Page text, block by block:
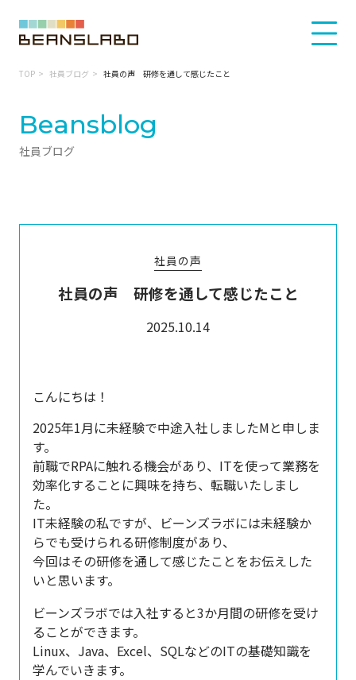
TOP 社員ブログ 社員の声 研修を通して感じたこと
Beansblog
社員ブログ
社員の声
社員の声 研修を通して感じたこと
2025.10.14
こんにちは！
2025年1月に未経験で中途入社しましたMと申しま
す。
前職でRPAに触れる機会があり、ITを使って業務を
効率化することに興味を持ち、転職いたしまし
た。
IT未経験の私ですが、ビーンズラボには未経験か
らでも受けられる研修制度があり、
今回はその研修を通して感じたことをお伝えした
いと思います。
ビーンズラボでは入社すると3か月間の研修を受け
ることができます。
Linux、Java、Excel、SQLなどのITの基礎知識を
学んでいきます。